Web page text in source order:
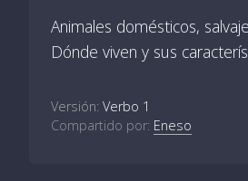
Animales domésticos,
Dónde viven y sus
Versión: Verbo 1
Compartido por: Eneso